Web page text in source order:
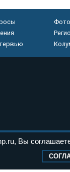
Фото
РФ. Издается с
Вы